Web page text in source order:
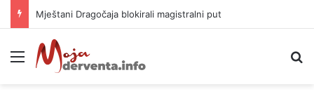
Helikopter ponovo gasi vatru u selima kod Trebinja
Meni